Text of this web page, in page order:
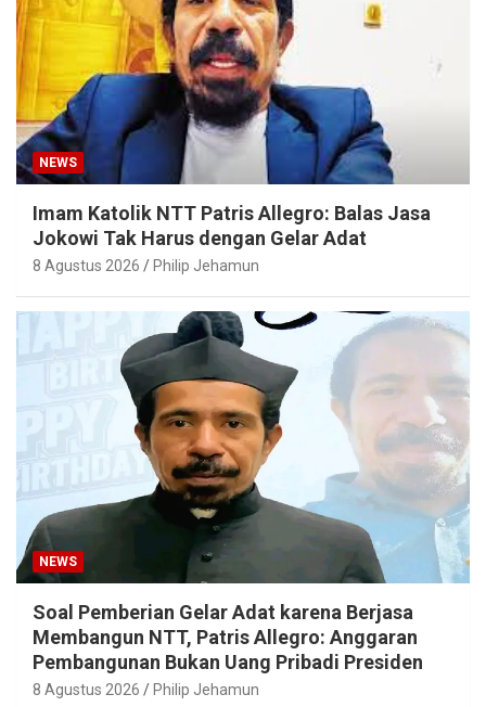
NEWS
Imam Katolik NTT Patris Allegro: Balas Jasa
Jokowi Tak Harus dengan Gelar Adat
8 Agustus 2026 Philip Jehamun
NEWS
Soal Pemberian Gelar Adat karena Berjasa
Membangun NTT, Patris Allegro: Anggaran
Pembangunan Bukan Uang Pribadi Presiden
8 Agustus 2026 Philip Jehamun